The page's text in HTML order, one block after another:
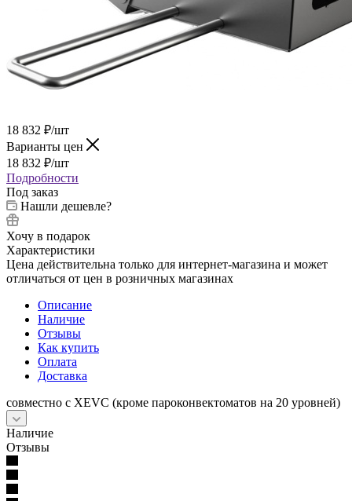
18 832 ₽/шт
Варианты цен
18 832 ₽/шт
Подробности
Под заказ
Нашли дешевле?
Хочу в подарок
Характеристики
Цена действительна только для интернет-магазина и может
отличаться от цен в розничных магазинах
Описание
Наличие
Отзывы
Как купить
Оплата
Доставка
совместно с XEVC (кроме пароконвектоматов на 20 уровней)
Наличие
Отзывы